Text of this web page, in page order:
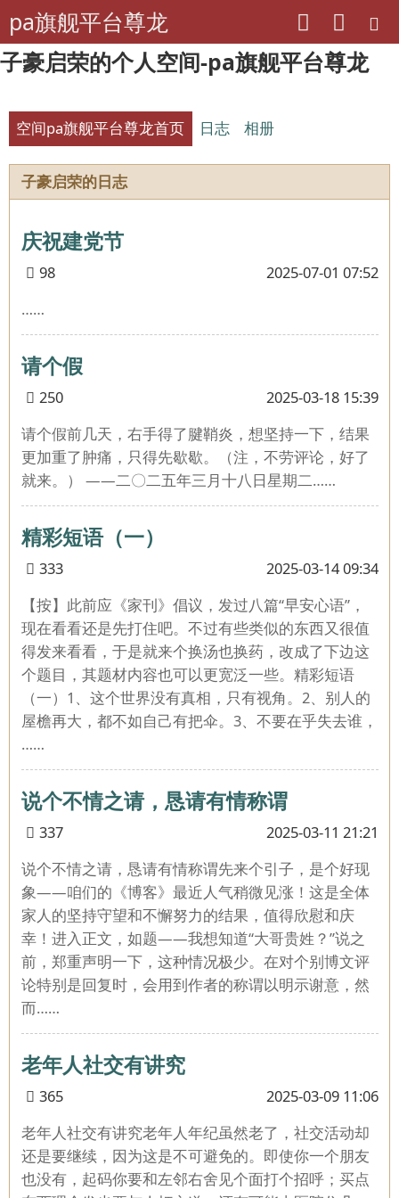
子豪启荣的个人空间-pa旗舰平台尊龙
pa旗舰平台尊龙
空间pa旗舰平台尊龙首页 日志 相册
子豪启荣的日志
庆祝建党节
98
2025-07-01 07:52
……
请个假
250
2025-03-18 15:39
请个假前几天，右手得了腱鞘炎，想坚持一下，结果
更加重了肿痛，只得先歇歇。（注，不劳评论，好了
就来。） ——二〇二五年三月十八日星期二……
精彩短语（一）
333
2025-03-14 09:34
【按】此前应《家刊》倡议，发过八篇“早安心语”，
现在看看还是先打住吧。不过有些类似的东西又很值
得发来看看，于是就来个换汤也换药，改成了下边这
个题目，其题材内容也可以更宽泛一些。精彩短语
（一）1、这个世界没有真相，只有视角。2、别人的
屋檐再大，都不如自己有把伞。3、不要在乎失去谁，
……
说个不情之请，恳请有情称谓
337
2025-03-11 21:21
说个不情之请，恳请有情称谓先来个引子，是个好现
象——咱们的《博客》最近人气稍微见涨！这是全体
家人的坚持守望和不懈努力的结果，值得欣慰和庆
幸！进入正文，如题——我想知道“大哥贵姓？”说之
前，郑重声明一下，这种情况极少。在对个别博文评
论特别是回复时，会用到作者的称谓以明示谢意，然
而……
老年人社交有讲究
365
2025-03-09 11:06
老年人社交有讲究老年人年纪虽然老了，社交活动却
还是要继续，因为这是不可避免的。即使你一个朋友
也没有，起码你要和左邻右舍见个面打个招呼；买点